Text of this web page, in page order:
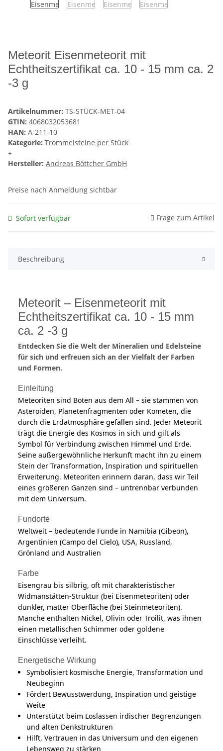
Meteorit Eisenmeteorit mit
Echtheitszertifikat ca. 10 - 15 mm ca. 2
-3 g
Artikelnummer: TS-STÜCK-MET-04
GTIN: 4068032053681
HAN: A-211-10
Kategorie: Trommelsteine per Stück
+
Hersteller: Andreas Böttcher GmbH
Preise nach Anmeldung sichtbar
Sofort verfügbar Frage zum Artikel
Beschreibung
Meteorit – Eisenmeteorit mit
Echtheitszertifikat ca. 10 - 15 mm
ca. 2 -3 g
Entdecken Sie die Welt der Mineralien und Edelsteine
für sich und erfreuen sich an der Vielfalt der Farben
und Formen.
Einleitung
Meteoriten sind Boten aus dem All – sie stammen von
Asteroiden, Planetenfragmenten oder Kometen, die
durch die Erdatmosphäre gefallen sind. Jeder Meteorit
trägt die Energie des Kosmos in sich und gilt als
Symbol für Verbindung zwischen Himmel und Erde.
Seine außergewöhnliche Herkunft macht ihn zu einem
Stein der Transformation, Inspiration und spirituellen
Erweiterung. Meteoriten erinnern daran, dass wir Teil
eines größeren Ganzen sind – untrennbar verbunden
mit dem Universum.
Fundorte
Weltweit – bedeutende Funde in Namibia (Gibeon),
Argentinien (Campo del Cielo), USA, Russland,
Grönland und Australien
Farbe
Eisengrau bis silbrig, oft mit charakteristischer
Widmanstätten-Struktur (bei Eisenmeteoriten) oder
dunkler, matter Oberfläche (bei Steinmeteoriten).
Manche enthalten Nickel, Olivin oder Troilit, was ihnen
einen metallischen Schimmer oder goldene
Einschlüsse verleiht.
Energetische Wirkung
Symbolisiert kosmische Energie, Transformation und
Neubeginn
Fördert Bewusstwerdung, Inspiration und geistige
Weite
Unterstützt beim Loslassen irdischer Begrenzungen
und alten Denkstrukturen
Hilft, Vertrauen in das Universum und den eigenen
Lebensweg zu stärken